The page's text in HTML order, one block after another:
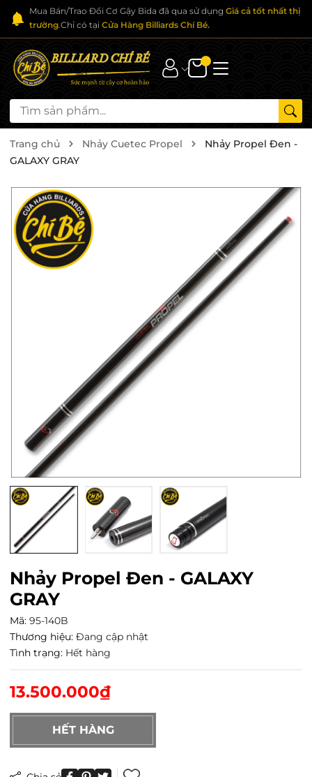
Mua Bán/Trao Đổi Cơ Gậy Bida đã qua sử dụng Giá cả tốt nhất thị
trường.Chỉ có tại Cửa Hàng Billiards Chí Bé.
Trang chủ Nhảy Cuetec Propel
Nhảy Propel Đen -
GALAXY GRAY
Nhảy Propel Đen - GALAXY
GRAY
Mã: 95-140B
Thương hiệu: Đang cập nhật
Tình trạng: Hết hàng
13.500.000₫
HẾT HÀNG